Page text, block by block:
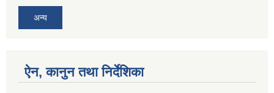
अन्य
ऐन, कानुन तथा निर्देशिका